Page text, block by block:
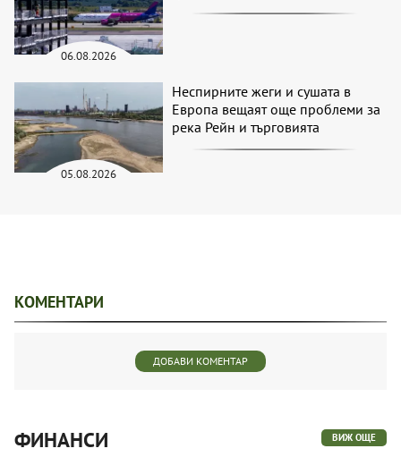
06.08.2026
05.08.2026
Неспирните жеги и сушата в
Европа вещаят още проблеми за
река Рейн и търговията
КОМЕНТАРИ
ДОБАВИ КОМЕНТАР
ФИНАНСИ ВИЖ ОЩЕ